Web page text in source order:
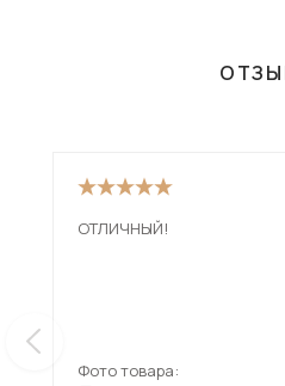
ОТЛИЧНЫЙ!
Фото товара: